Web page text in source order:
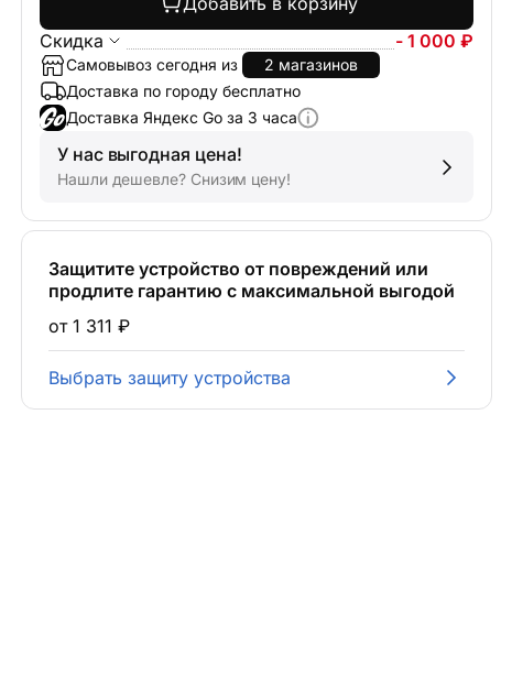
Самовывоз сегодня из
Доставка по городу бесплатно
Доставка Яндекс Go за 3 часа
У нас выгодная цена!
Нашли дешевле? Снизим цену!
продлите гарантию с максимальной выгодой
от 1 311 ₽
Выбрать защиту устройства